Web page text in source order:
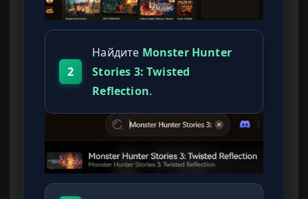
2
Найдите Monster Hunter
Stories 3: Twisted
Reflection.